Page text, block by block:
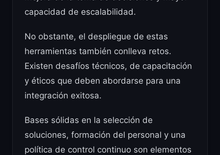
capacidad de escalabilidad.
No obstante, el despliegue de estas
herramientas también conlleva retos.
Existen desafíos técnicos, de capacitación
y éticos que deben abordarse para una
integración exitosa.
Bases sólidas en la selección de
soluciones, formación del personal y una
política de control continuo son elementos